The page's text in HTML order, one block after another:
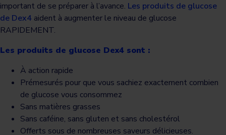
important de se préparer à l’avance. Les produits de glucose
de Dex4 aident à augmenter le niveau de glucose
RAPIDEMENT.
Les produits de glucose Dex4 sont :
À action rapide
Prémesurés pour que vous sachiez exactement combien
de glucose vous consommez
Sans matières grasses
Sans caféine, sans gluten et sans cholestérol
Offerts sous de nombreuses saveurs délicieuses.